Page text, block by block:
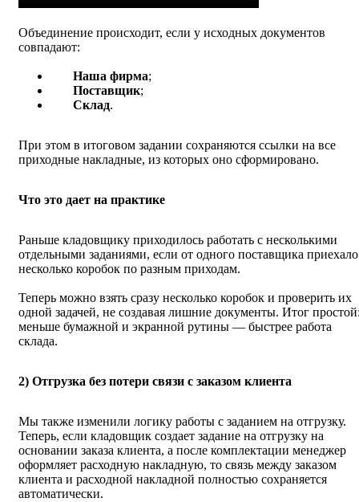
Объединение происходит, если у исходных документов
совпадают:
Наша фирма;
Поставщик;
Склад.
При этом в итоговом задании сохраняются ссылки на все
приходные накладные, из которых оно сформировано.
Что это дает на практике
Раньше кладовщику приходилось работать с несколькими
отдельными заданиями, если от одного поставщика приехало
несколько коробок по разным приходам.
Теперь можно взять сразу несколько коробок и проверить их
одной задачей, не создавая лишние документы. Итог
меньше бумажной и экранной рутины — быстрее работа
склада.
2) Отгрузка без потери связи с заказом клиента
Мы также изменили логику работы с заданием на отгрузку.
Теперь, если кладовщик создает задание на отгрузку на
основании заказа клиента, а после комплектации менеджер
оформляет расходную накладную, то связь между заказом
клиента и расходной накладной полностью сохраняется
автоматически.